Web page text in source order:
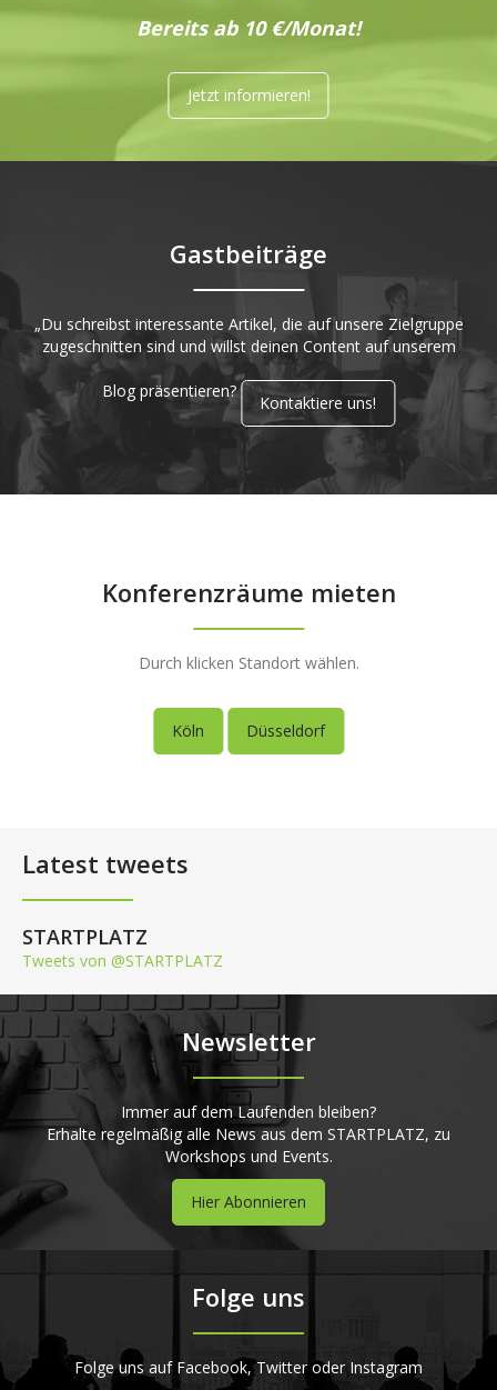
Bereits ab 10 €/Monat!
Jetzt informieren!
Gastbeiträge
„Du schreibst interessante Artikel, die auf unsere Zielgruppe
zugeschnitten sind und willst deinen Content auf unserem
Blog präsentieren?
Kontaktiere uns!
Konferenzräume mieten
Durch klicken Standort wählen.
Köln Düsseldorf
Latest tweets
STARTPLATZ
Tweets von @STARTPLATZ
Newsletter
Immer auf dem Laufenden bleiben?
Erhalte regelmäßig alle News aus dem STARTPLATZ, zu
Workshops und Events.
Hier Abonnieren
Folge uns
Folge uns auf Facebook, Twitter oder Instagram